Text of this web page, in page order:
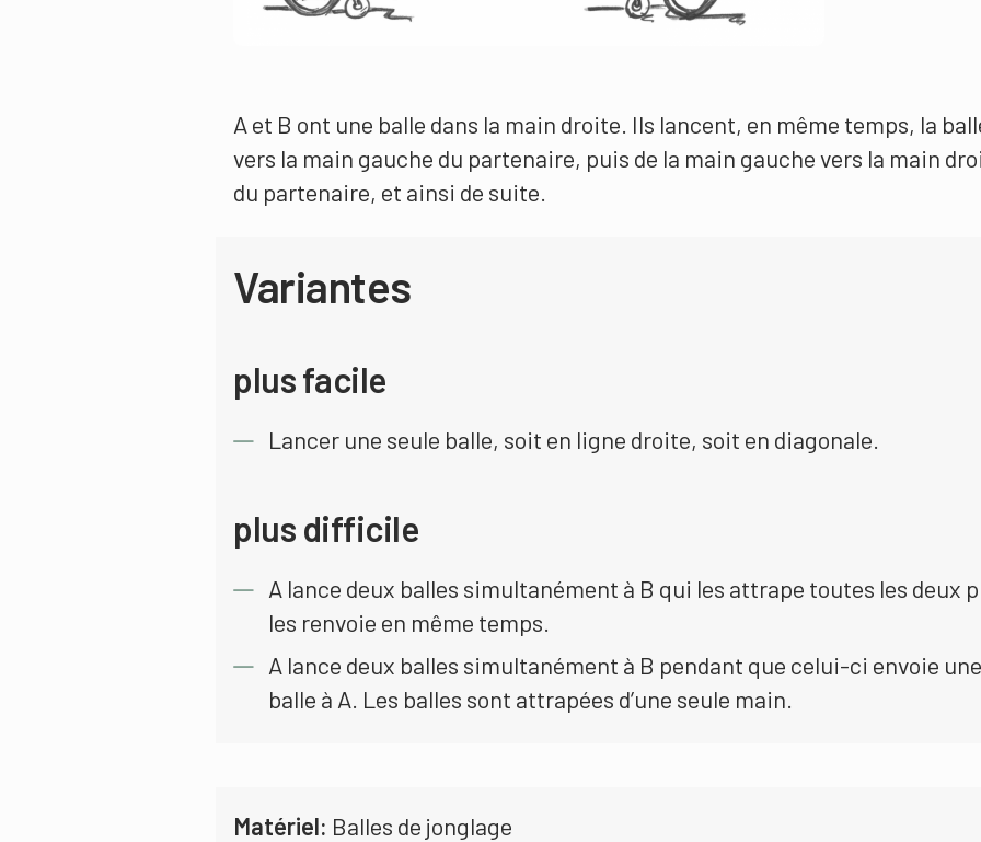
A et B ont une balle dans la main droite. Ils lancent, en même temps, la
vers la main gauche du partenaire, puis de la main gauche vers la main
du partenaire, et ainsi de suite.
Variantes
plus facile
Lancer une seule balle, soit en ligne droite, soit en diagonale.
plus difficile
A lance deux balles simultanément à B qui les attrape toutes les deux
les renvoie en même temps.
A lance deux balles simultanément à B pendant que celui-ci envoie une
balle à A. Les balles sont attrapées d’une seule main.
Matériel: Balles de jonglage